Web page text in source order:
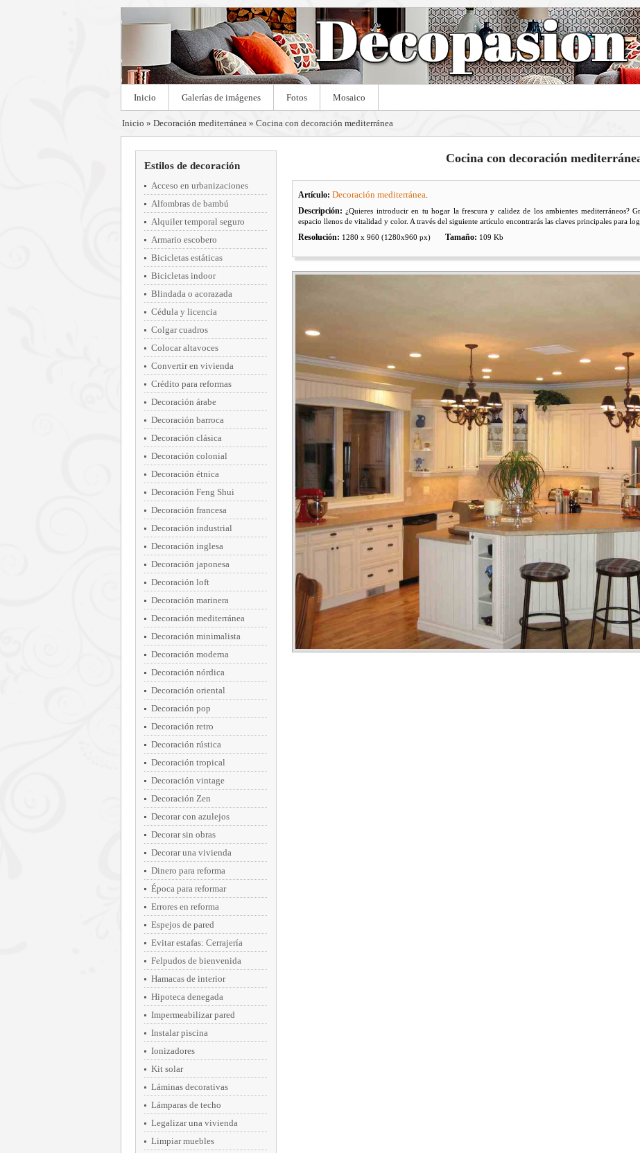
Inicio Galerías de imágenes Fotos Mosaico
Inicio » Decoración mediterránea » Cocina con decoración mediterránea
Estilos de decoración
Acceso en urbanizaciones
Alfombras de bambú
Alquiler temporal seguro
Armario escobero
Bicicletas estáticas
Bicicletas indoor
Blindada o acorazada
Cédula y licencia
Colgar cuadros
Colocar altavoces
Convertir en vivienda
Crédito para reformas
Decoración árabe
Decoración barroca
Decoración clásica
Decoración colonial
Decoración étnica
Decoración Feng Shui
Decoración francesa
Decoración industrial
Decoración inglesa
Decoración japonesa
Decoración loft
Decoración marinera
Decoración mediterránea
Decoración minimalista
Decoración moderna
Decoración nórdica
Decoración oriental
Decoración pop
Decoración retro
Decoración rústica
Decoración tropical
Decoración vintage
Decoración Zen
Decorar con azulejos
Decorar sin obras
Decorar una vivienda
Dinero para reforma
Época para reformar
Errores en reforma
Espejos de pared
Evitar estafas: Cerrajería
Felpudos de bienvenida
Hamacas de interior
Hipoteca denegada
Impermeabilizar pared
Instalar piscina
Ionizadores
Kit solar
Láminas decorativas
Lámparas de techo
Legalizar una vivienda
Limpiar muebles
Cocina con decoración
Artículo: Decoración mediterránea.
Descripción: ¿Quieres introducir en tu hogar la frescura y calidez de los ambientes mediterráneos?
espacio llenos de vitalidad y color. A través del siguiente artículo encontrarás las claves principales para
Resolución: 1280 x 960 (1280x960 px) Tamaño: 109 Kb